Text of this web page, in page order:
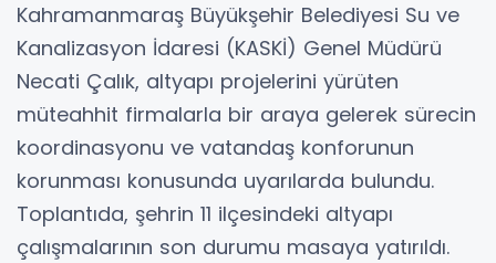
Kahramanmaraş Büyükşehir Belediyesi Su ve
Kanalizasyon İdaresi (KASKİ) Genel Müdürü
Necati Çalık, altyapı projelerini yürüten
müteahhit firmalarla bir araya gelerek sürecin
koordinasyonu ve vatandaş konforunun
korunması konusunda uyarılarda bulundu.
Toplantıda, şehrin 11 ilçesindeki altyapı
çalışmalarının son durumu masaya yatırıldı.